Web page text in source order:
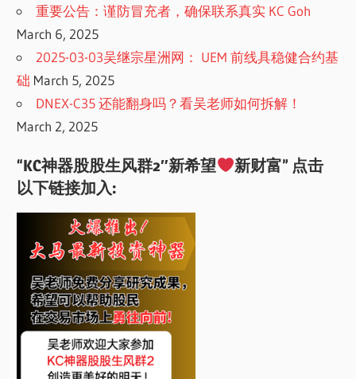
重要公告：谨防冒充者，确保联系真实 KC Goh
March 6, 2025
2025-03-03吴继宗星洲网： UEM 前线具稳健合约基
础 March 5, 2025
DNEX-C35 还能翻身吗？看吴老师如何拆解！
March 2, 2025
“KC神器股股生风群2″新希望
新财富” 点击
以下链接加入: